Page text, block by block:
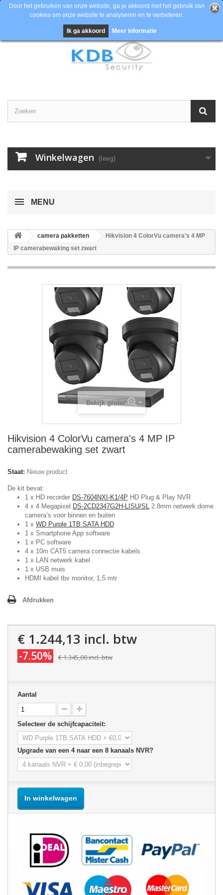
Contacteer ons
Winkelwagen (leeg)
Door het gebruiken van onze website, ga je akkoord met het gebruik van
cookies om onze website te analyseren en te verbeteren.
Ik ga akkoord Meer informatie
MENU
camera pakketten
Hikvision 4 ColorVu camera's 4 MP
IP camerabewaking set zwart
Bekijk groter
Hikvision 4 ColorVu camera's 4 MP IP
camerabewaking set zwart
Staat: Nieuw product
De kit bevat:
1 x HD recorder DS-7604NXI-K1/4P HD Plug & Play NVR
4 x 4 Megapixel DS-2CD2347G2H-LISU/SL
2.8mm netwerk dome
camera’s voor binnen en buiten
1 x WD Purple 1TB SATA HDD
1 x Smartphone App software
1 x PC software
4 x 10m CAT5 camera connectie kabels
1 x LAN netwerk kabel
1 x USB muis
HDMI kabel tbv monitor, 1,5 mtr
Afdrukken
€ 1.244,13 incl. btw
-7.50% € 1.345,00incl. btw
Aantal
Selecteer de schijfcapaciteit:
Upgrade van een 4 naar een 8 kanaals NVR?
In winkelwagen